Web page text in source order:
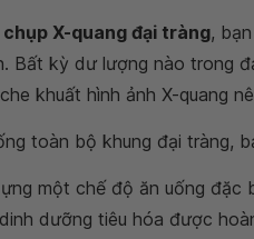
chụp X-quang đại tràng,
Bất kỳ dư lượng nào trong
khuất hình ảnh X-quang
toàn bộ khung đại tràng,
một chế độ ăn uống
dưỡng tiêu hóa được